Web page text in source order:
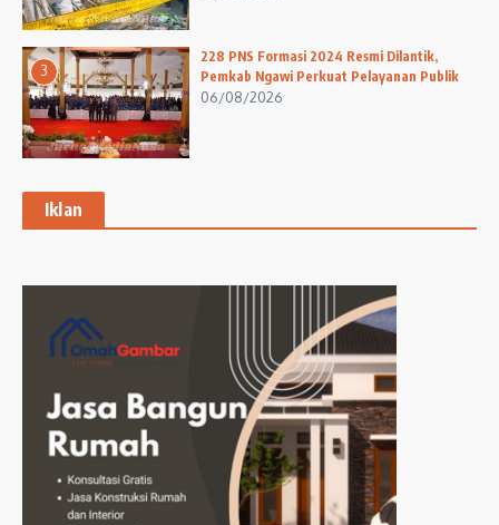
3
228 PNS Formasi 2024 Resmi Dilantik,
Pemkab Ngawi Perkuat Pelayanan Publik
06/08/2026
Iklan